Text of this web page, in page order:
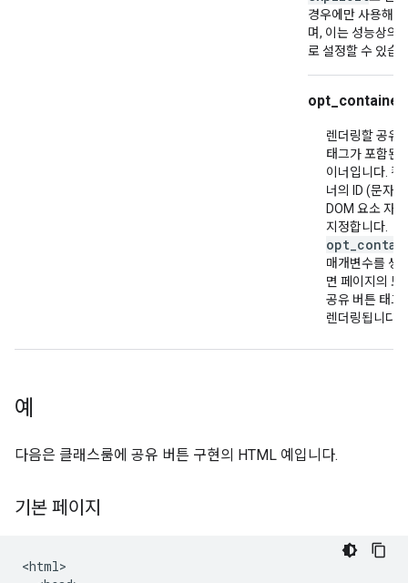
경우에만 사용해야
며, 이는 성능상의
로 설정할 수 있습
opt_container
렌더링할 공유
태그가 포함된
이너입니다. 컨
너의 ID (문자
DOM 요소 자
지정합니다.
매개변수를 생
면 페이지의 모
공유 버튼 태그
렌더링됩니다.
예
다음은 클래스룸에 공유 버튼 구현의 HTML 예입니다.
기본 페이지
<html>